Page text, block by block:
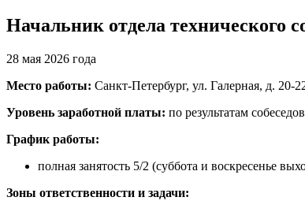
Начальник отдела технического
28 мая 2026 года
Место работы: Санкт-Петербург, ул. Галерная, д. 20-
Уровень заработной платы: по результатам
График работы:
полная занятость 5/2 (суббота и воскресенье
Зоны ответственности и задачи: